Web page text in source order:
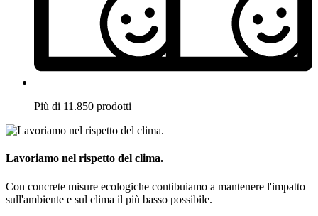
Più di 11.850 prodotti
Lavoriamo nel rispetto del clima.
Con concrete misure ecologiche contibuiamo a mantenere l'impatto
sull'ambiente e sul clima il più basso possibile.